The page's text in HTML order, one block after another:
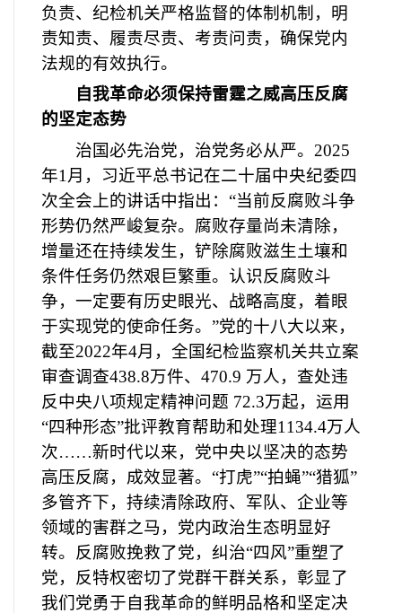
负责、纪检机关严格监督的体制机制，明
责知责、履责尽责、考责问责，确保党内
法规的有效执行。
自我革命必须保持雷霆之威高压反腐
的坚定态势
治国必先治党，治党务必从严。 2025
年1月，习近平总书记在二十届中央纪委四
次全会上的讲话中指出：“当前反腐败斗争
形势仍然严峻复杂。腐败存量尚未清除，
增量还在持续发生，铲除腐败滋生土壤和
条件任务仍然艰巨繁重。认识反腐败斗
争，一定要有历史眼光、战略高度，着眼
于实现党的使命任务。”党的十八大以来，
截至2022年4月，全国纪检监察机关共立案
审查调查438.8万件、470.9 万人，查处违
反中央八项规定精神问题 72.3万起，运用
“四种形态”批评教育帮助和处理1134.4万人
次……新时代以来，党中央以坚决的态势
高压反腐，成效显著。“打虎”“拍蝇”“猎狐”
多管齐下，持续清除政府、军队、企业等
领域的害群之马，党内政治生态明显好
转。反腐败挽救了党，纠治“四风”重塑了
党，反特权密切了党群干群关系，彰显了
我们党勇于自我革命的鲜明品格和坚定决